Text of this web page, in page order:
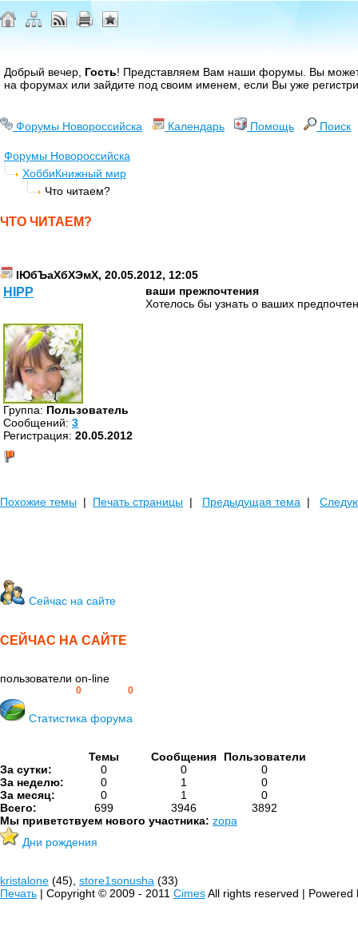
Добрый вечер, Гость! Представляем Вам наши форумы. Вы
на форумах или зайдите под своим именем, если Вы уже
Форумы Новороссийска Календарь Помощь Поиск
Форумы Новороссийска
ХоббиКнижный мир
Что читаем?
ЧТО ЧИТАЕМ?
ІЮбЪаХбХЭмХ, 20.05.2012, 12:05
HIPP
Группа: Пользователь
Cообщений: 3
Регистрация: 20.05.2012
ваши прежпочтения
Хотелось бы узнать о ваших
Похожие темы | Печать страницы | Предыдущая тема |
Сейчас на сайте
СЕЙЧАС НА САЙТЕ
пользователи on-line
0 0
Статистика форума
Темы Сообщения
Пользователи
За сутки:
0 0
0
За неделю:
0 1
0
За месяц:
0 1
0
Всего:
699 3946
3892
Мы приветствуем нового участника: zopa
Дни рождения
kristalone (45), store1sonusha (33)
Печать | Copyright © 2009 - 2011 CimesAll rights reserved |